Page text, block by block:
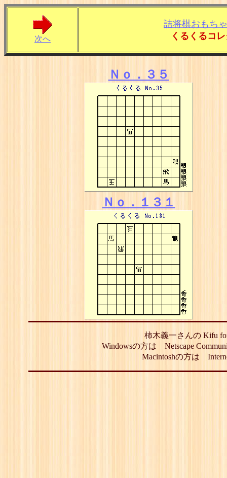
次へ
詰将棋おもち
くるくるコ
Ｎｏ．３５
Ｎｏ．１３１
柿木義一さんの Kifu
Windowsの方は Netscape
Macintoshの方は